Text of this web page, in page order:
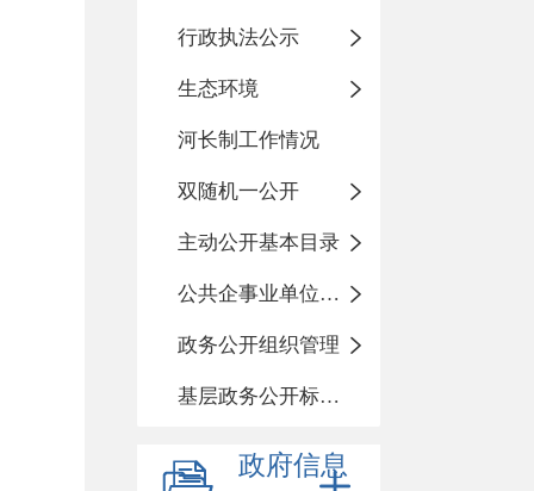
行政执法公示
生态环境
河长制工作情况
双随机一公开
主动公开基本目录
公共企事业单位信息公开
政务公开组织管理
基层政务公开标准目录
政府信息